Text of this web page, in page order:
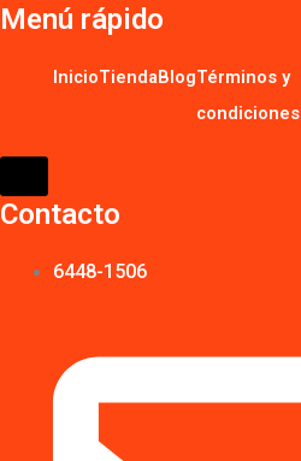
Menú rápido
InicioTiendaBlogTérminos y
condiciones
TOGGLE
MENU
Contacto
6448-1506